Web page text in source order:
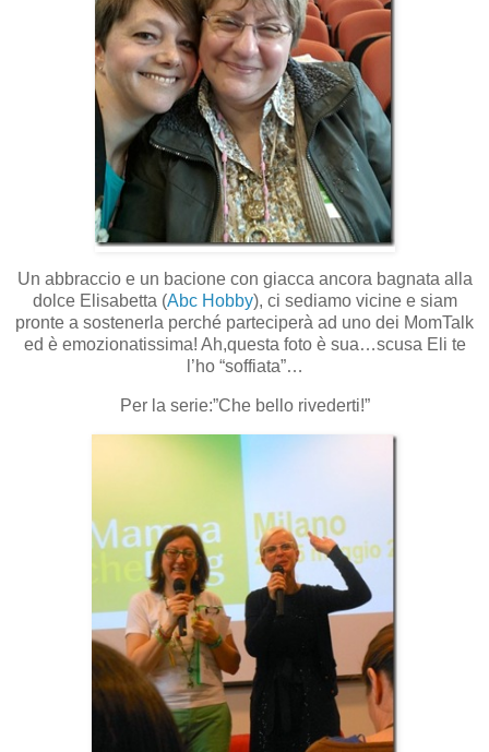
Un abbraccio e un bacione con giacca ancora bagnata alla
dolce Elisabetta (Abc Hobby), ci sediamo vicine e siam
pronte a sostenerla perché parteciperà ad uno dei MomTalk
ed è emozionatissima! Ah,questa foto è sua…scusa Eli te
l’ho “soffiata”…
Per la serie:”Che bello rivederti!”